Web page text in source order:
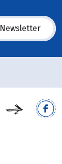
Newsletter